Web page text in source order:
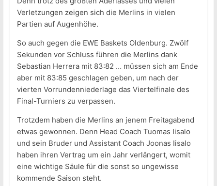
Verletzungen zeigen sich die Merlins in vielen
Partien auf Augenhöhe.
So auch gegen die EWE Baskets Oldenburg. Zwölf
Sekunden vor Schluss führen die Merlins dank
Sebastian Herrera mit 83:82 … müssen sich am Ende
aber mit 83:85 geschlagen geben, um nach der
vierten Vorrundenniederlage das Viertelfinale des
Final-Turniers zu verpassen.
Trotzdem haben die Merlins an jenem Freitagabend
etwas gewonnen. Denn Head Coach Tuomas Iisalo
und sein Bruder und Assistant Coach Joonas Iisalo
haben ihren Vertrag um ein Jahr verlängert, womit
eine wichtige Säule für die sonst so ungewisse
kommende Saison steht.